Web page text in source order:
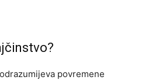
povremene